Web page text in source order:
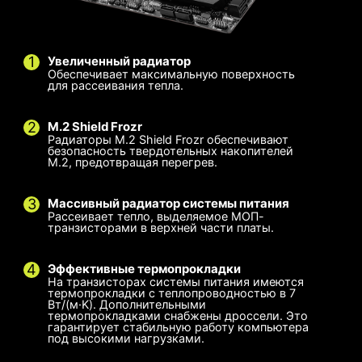
Увеличенный радиатор
Обеспечивает максимальную поверхность
для рассеивания тепла.
M.2 Shield Frozr
Радиаторы M.2 Shield Frozr обеспечивают
безопасность твердотельных накопителей
M.2, предотвращая перегрев.
Массивный радиатор системы питания
Рассеивает тепло, выделяемое МОП-
транзисторами в верхней части платы.
Эффективные термопрокладки
На транзисторах системы питания имеются
термопрокладки с теплопроводностью в 7
Вт/(м·K). Дополнительными
термопрокладками снабжены дроссели. Это
гарантирует стабильную работу компьютера
под высокими нагрузками.
Несколько профилей
Smart Fan и Manual
Несколько профилей
Сохраните до 5 профилей для различных
Smart Fan и Manual Fan
Smart Fan
Пользовательская настройка
Настройка в MSI Center